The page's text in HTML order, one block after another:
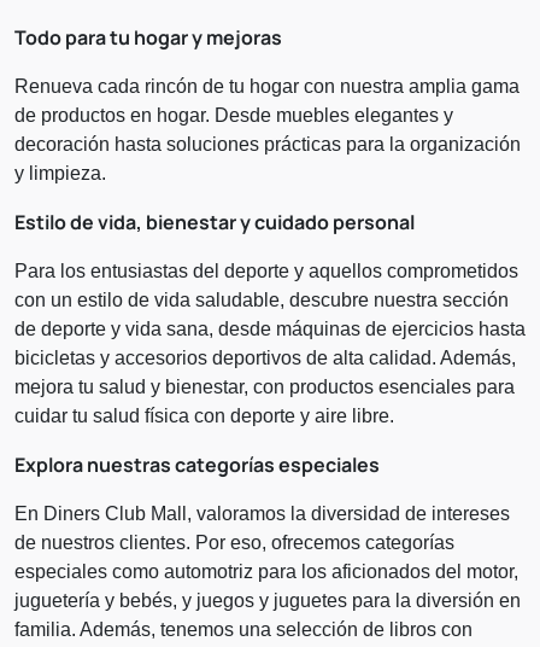
Todo para tu hogar y mejoras
Renueva cada rincón de tu hogar con nuestra amplia gama
de productos en hogar. Desde muebles elegantes y
decoración hasta soluciones prácticas para la organización
y limpieza.
Estilo de vida, bienestar y cuidado personal
Para los entusiastas del deporte y aquellos comprometidos
con un estilo de vida saludable, descubre nuestra sección
de deporte y vida sana, desde máquinas de ejercicios hasta
bicicletas y accesorios deportivos de alta calidad. Además,
mejora tu salud y bienestar, con productos esenciales para
cuidar tu salud física con deporte y aire libre.
Explora nuestras categorías especiales
En Diners Club Mall, valoramos la diversidad de intereses
de nuestros clientes. Por eso, ofrecemos categorías
especiales como automotriz para los aficionados del motor,
juguetería y bebés, y juegos y juguetes para la diversión en
familia. Además, tenemos una selección de libros con